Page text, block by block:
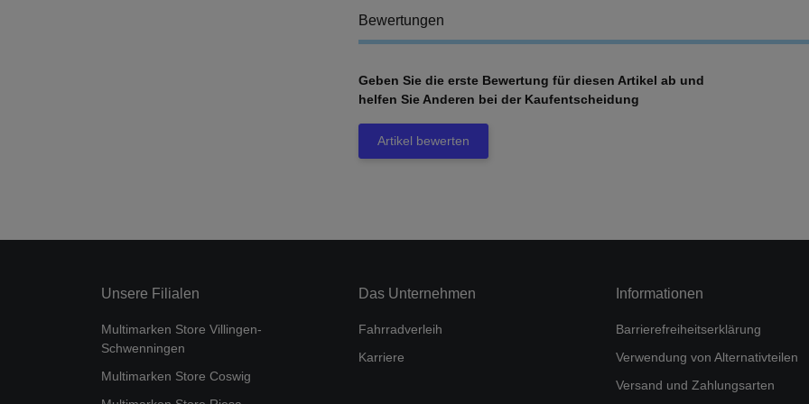
Bewertungen
Geben Sie die erste Bewertung für diesen Artikel ab und
helfen Sie Anderen bei der Kaufentscheidung
Artikel bewerten
Unsere Filialen
Multimarken Store Villingen-
Schwenningen
Multimarken Store Coswig
Das Unternehmen
Fahrradverleih
Karriere
Informationen
Barrierefreiheitserklärung
Verwendung von Alternativteilen
Versand und Zahlungsarten